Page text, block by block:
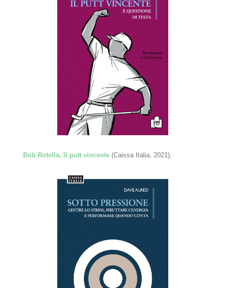
Bob Rotella, Il putt vincente (Caissa Italia, 2021).